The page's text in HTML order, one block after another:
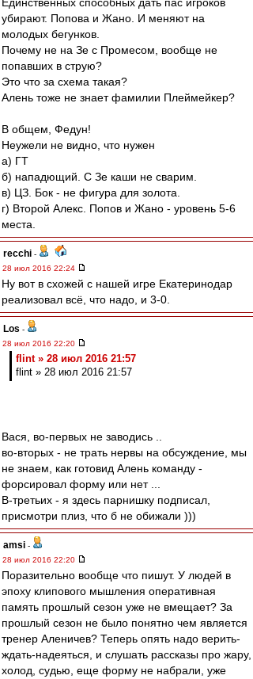
убирают. Попова и Жано. И меняют на
молодых бегунков.
Почему не на Зе с Промесом, вообще не
попавших в струю?
Это что за схема такая?
Алень тоже не знает фамилии Плеймейкер?
В общем, Федун!
Неужели не видно, что нужен
а) ГТ
б) нападющий. С Зе каши не сварим.
в) ЦЗ. Бок - не фигура для золота.
г) Второй Алекс. Попов и Жано - уровень 5-6
места.
recchi -
28 июл 2016 22:24
Ну вот в схожей с нашей игре Екатеринодар
реализовал всё, что надо, и 3-0.
Los -
28 июл 2016 22:20
flint » 28 июл 2016 21:57
flint » 28 июл 2016 21:57
Вася, во-первых не заводись ..
во-вторых - не трать нервы на обсуждение, мы
не знаем, как готовид Алень команду -
форсировал форму или нет ...
В-третьих - я здесь парнишку подписал,
присмотри плиз, что б не обижали )))
amsi -
28 июл 2016 22:20
Поразительно вообще что пишут. У людей в
эпоху клипового мышления оперативная
память прошлый сезон уже не вмещает? За
прошлый сезон не было понятно чем является
тренер Аленичев? Теперь опять надо верить-
ждать-надеяться, и слушать рассказы про жару,
холод, судью, еще форму не набрали, уже